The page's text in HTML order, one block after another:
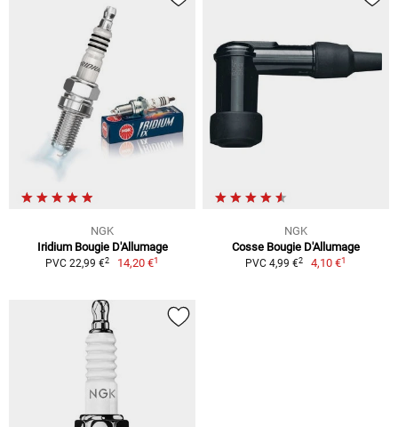
NGK
Iridium Bougie D'Allumage
PVC 22,99 €2 14,20 €1
NGK
Cosse Bougie D'Allumage
PVC 4,99 €2 4,10 €1